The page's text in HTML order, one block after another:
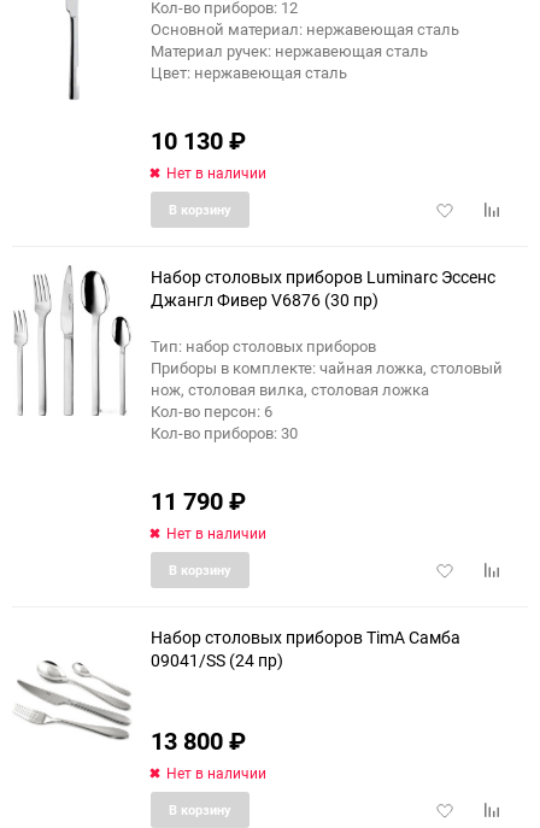
Кол-во приборов: 12
Основной материал: нержавеющая сталь
Материал ручек: нержавеющая сталь
Цвет: нержавеющая сталь
10 130₽
Нет в наличии
Добавить
В корзину
Набор столовых приборов Luminarc Эссенс
Джангл Фивер V6876 (30 пр)
Тип: набор столовых приборов
Приборы в комплекте: чайная ложка, столовый
нож, столовая вилка, столовая ложка
Кол-во персон: 6
Кол-во приборов: 30
11 790₽
Нет в наличии
Добавить
В корзину
Набор столовых приборов TimA Самба
09041/SS (24 пр)
13 800₽
Нет в наличии
Добавить
В корзину